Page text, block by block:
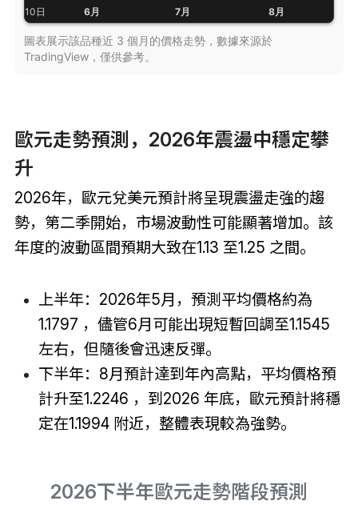
圖表展示該品種近 3 個月的價格走勢，數據來源於
TradingView，僅供參考。
歐元走勢預測，2026年震盪中穩定攀
升
2026年，歐元兌美元預計將呈現震盪走強的趨
勢，第二季開始，市場波動性可能顯著增加。該
年度的波動區間預期大致在1.13 至1.25 之間。
上半年：2026年5月，預測平均價格約為
1.1797 ， 儘管6月可能出現短暫回調至1.1545
左右，但隨後會迅速反彈。
下半年：8月預計達到年內高點，平均價格預
計升至1.2246 ， 到2026 年底，歐元預計將穩
定在1.1994 附近，整體表現較為強勢。
2026下半年歐元走勢階段預測